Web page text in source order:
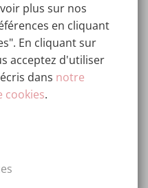
peut être réalisée de
la correction
au niveau des
paupières
complète des
poches est
informations sur les
des paupières se
:
trois techniques
non chirurgicales
de la position
la
à résoudre
plus, consultez la
:
et des yeux
le lifting des
Lors d'une
votre visage seront
chirurgie des
plus sur nos
en cliquant
En cliquant sur
acceptez d'utiliser
dans notre
cookies.